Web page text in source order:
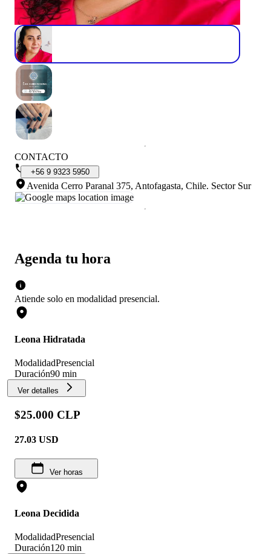
Agenda tu hora
Atiende solo en modalidad presencial.
Leona Hidratada
ModalidadPresencial
Duración90 min
Ver detalles
$25.000 CLP
27.03 USD
Ver horas
Leona Decidida
ModalidadPresencial
Duración120 min
CONTACTO
+56 9 9323 5950
Avenida Cerro Paranal 375, Antofagasta, Chile. Sector Sur